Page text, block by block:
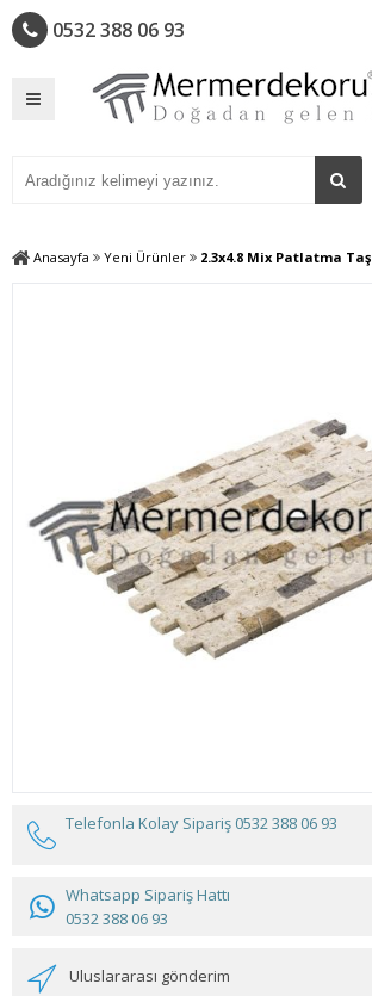
0532 388 06 93
Anasayfa Yeni Ürünler 2.3x4.8 Mix Patlatma Taş
Telefonla Kolay Sipariş 0532 388 06 93
Whatsapp Sipariş Hattı
0532 388 06 93
Uluslararası gönderim